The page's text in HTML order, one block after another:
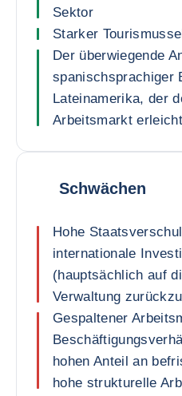
Sektor
Starker
Der überwiegende
spanischsprachiger
Lateinamerika, der
Arbeitsmarkt
Schwächen
Hohe
internationale
(hauptsächlich auf
Verwaltung
Gespaltener
hohen Anteil an
hohe strukturelle